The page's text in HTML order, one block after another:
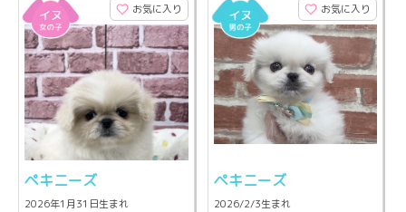
お気に入り
ペキニーズ
2026年1月31日生まれ
お気に入り
ペキニーズ
2026/2/3生まれ